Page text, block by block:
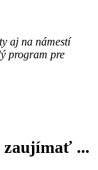
aj na námestí
program pre
zaujímať ...